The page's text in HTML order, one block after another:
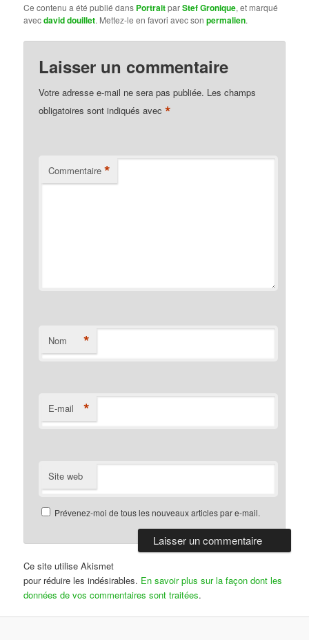
Ce contenu a été publié dans PortraitparStef Gronique, et marqué
avecdavid douillet. Mettez-le en favori avec sonpermalien.
Laisser un commentaire
Votre adresse e-mail ne sera pas publiée. Les champs
obligatoires sont indiqués avec*
Commentaire *
Nom *
E-mail *
Site web
Prévenez-moi de tous les nouveaux articles par e-mail.
Ce site utilise Akismet
pour réduire les indésirables. En savoir plus sur la façon dont les
données de vos commentaires sont traitées.